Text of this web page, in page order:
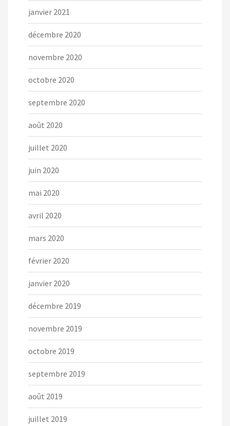
janvier 2021
décembre 2020
novembre 2020
octobre 2020
septembre 2020
août 2020
juillet 2020
juin 2020
mai 2020
avril 2020
mars 2020
février 2020
janvier 2020
décembre 2019
novembre 2019
octobre 2019
septembre 2019
août 2019
juillet 2019